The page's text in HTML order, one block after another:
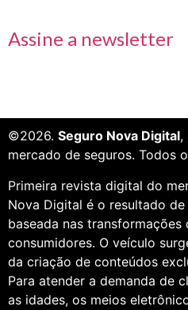
Assine a newsletter
©2026. Seguro Nova Digital,
mercado de seguros. Todos
Primeira revista digital do
Nova Digital é o resultado
baseada nas
consumidores. O veículo
da criação de conteúdos
Para atender a demanda de
as idades, os meios